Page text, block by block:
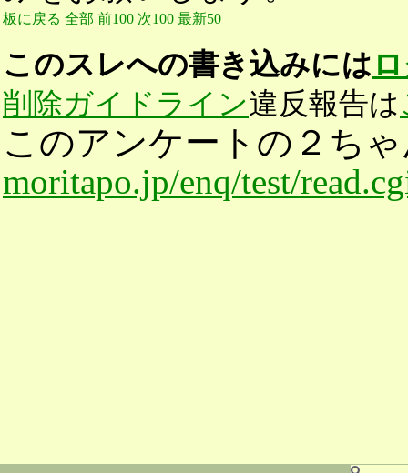
板に戻る 全部 前100 次100 最新50
このスレへの書き込みには
削除ガイドライン違反報告は
このアンケートの２ち
moritapo.jp/enq/test/